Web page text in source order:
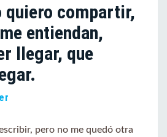
quiero compartir,
entiendan,
llegar, que
pero no me quedó otra